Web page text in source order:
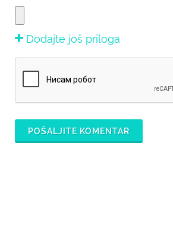
Dodajte još priloga
POŠALJITE KOMENTAR